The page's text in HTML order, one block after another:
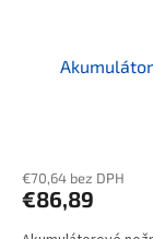
€70,64 bez DPH
€86,89